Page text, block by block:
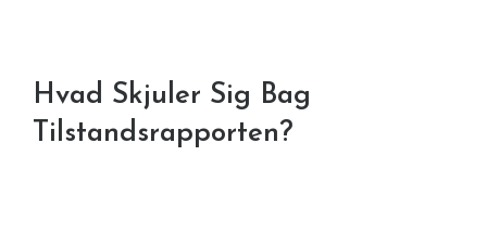
Hvad Skjuler Sig Bag
Tilstandsrapporten?